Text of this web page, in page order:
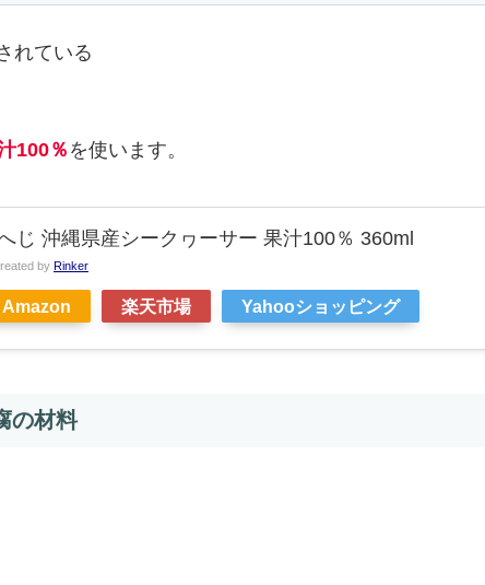
れている
100％ を使います。
じ 沖縄県産シークヮーサー 果汁100％ 360ml
by Rinker
Amazon 楽天市場 Yahooショッピング
の材料